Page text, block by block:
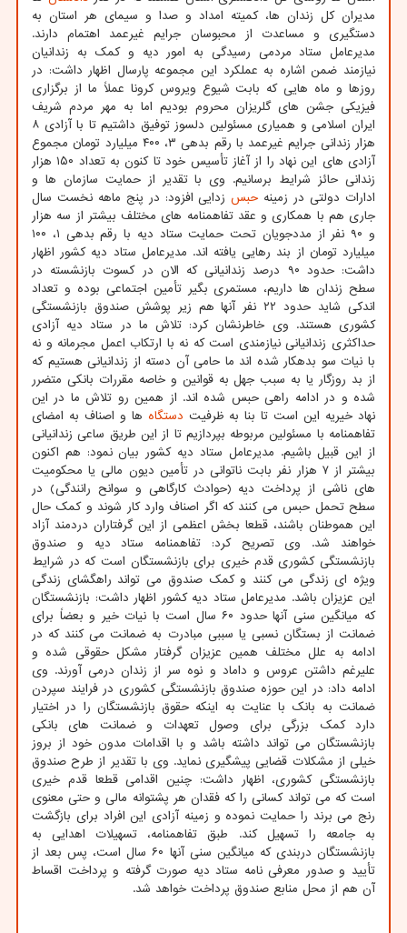
مدیران کل زندان ها، کمیته امداد و صدا و سیمای هر استان به
دستگیری و مساعدت از محبوسان جرایم غیرعمد اهتمام دارند.
مدیرعامل ستاد مردمی رسیدگی به امور دیه و کمک به زندانیان
نیازمند ضمن اشاره به عملکرد این مجموعه پارسال اظهار داشت: در
روزها و ماه هایی که بابت شیوع ویروس کرونا عملاً ما از برگزاری
فیزیکی جشن های گلریزان محروم بودیم اما به مهر مردم شریف
ایران اسلامی و همیاری مسئولین دلسوز توفیق داشتیم تا با آزادی ۸
هزار زندانی جرایم غیرعمد با رقم بدهی ۳، ۴۰۰ میلیارد تومان مجموع
آزادی های این نهاد را از آغاز تأسیس خود تا کنون به تعداد ۱۵۰ هزار
زندانی حائز شرایط برسانیم. وی با تقدیر از حمایت سازمان ها و
ادارات دولتی در زمینه حبسزدایی افزود: در پنج ماهه نخست سال
جاری هم با همکاری و عقد تفاهمنامه های مختلف بیشتر از سه هزار
و ۹۰ نفر از مددجویان تحت حمایت ستاد دیه با رقم بدهی ۱، ۱۰۰
میلیارد تومان از بند رهایی یافته اند. مدیرعامل ستاد دیه کشور اظهار
داشت: حدود ۹۰ درصد زندانیانی که الان در کسوت بازنشسته در
سطح زندان ها داریم، مستمری بگیر تأمین اجتماعی بوده و تعداد
اندکی شاید حدود ۲۲ نفر آنها هم زیر پوشش صندوق بازنشستگی
کشوری هستند. وی خاطرنشان کرد: تلاش ما در ستاد دیه آزادی
حداکثری زندانیانی نیازمندی است که نه با ارتکاب اعمل مجرمانه و نه
با نیات سو بدهکار شده اند ما حامی آن دسته از زندانیانی هستیم که
از بد روزگار یا به سبب جهل به قوانین و خاصه مقررات بانکی متضرر
شده و در ادامه راهی حبس شده اند. از همین رو تلاش ما در این
نهاد خیریه این است تا بنا به ظرفیت دستگاه ها و اصناف به امضای
تفاهمنامه با مسئولین مربوطه بپردازیم تا از این طریق ساعی زندانیانی
از این قبیل باشیم. مدیرعامل ستاد دیه کشور بیان نمود: هم اکنون
بیشتر از ۷ هزار نفر بابت ناتوانی در تأمین دیون مالی یا محکومیت
های ناشی از پرداخت دیه (حوادث کارگاهی و سوانح رانندگی) در
سطح تحمل حبس می کنند که اگر اصناف وارد کار شوند و کمک حال
این هموطنان باشند، قطعا بخش اعظمی از این گرفتاران دردمند آزاد
خواهند شد. وی تصریح کرد: تفاهمنامه ستاد دیه و صندوق
بازنشستگی کشوری قدم خیری برای بازنشستگان است که در شرایط
ویژه ای زندگی می کنند و کمک صندوق می تواند راهگشای زندگی
این عزیزان باشد. مدیرعامل ستاد دیه کشور اظهار داشت: بازنشستگان
که میانگین سنی آنها حدود ۶۰ سال است با نیات خیر و بعضاً برای
ضمانت از بستگان نسبی یا سببی مبادرت به ضمانت می کنند که در
ادامه به علل مختلف همین عزیزان گرفتار مشکل حقوقی شده و
علیرغم داشتن عروس و داماد و نوه سر از زندان درمی آورند. وی
ادامه داد: در این حوزه صندوق بازنشستگی کشوری در فرایند سپردن
ضمانت به بانک با عنایت به اینکه حقوق بازنشستگان را در اختیار
دارد کمک بزرگی برای وصول تعهدات و ضمانت های بانکی
بازنشستگان می تواند داشته باشد و با اقدامات مدون خود از بروز
خیلی از مشکلات قضایی پیشگیری نماید. وی با تقدیر از طرح صندوق
بازنشستگی کشوری، اظهار داشت: چنین اقدامی قطعا قدم خیری
است که می تواند کسانی را که فقدان هر پشتوانه مالی و حتی معنوی
رنج می برند را حمایت نموده و زمینه آزادی این افراد برای بازگشت
به جامعه را تسهیل کند. طبق تفاهمنامه، تسهیلات اهدایی به
بازنشستگان دربندی که میانگین سنی آنها ۶۰ سال است، پس بعد از
تأیید و صدور معرفی نامه ستاد دیه صورت گرفته و پرداخت اقساط
آن هم از محل منابع صندوق پرداخت خواهد شد.